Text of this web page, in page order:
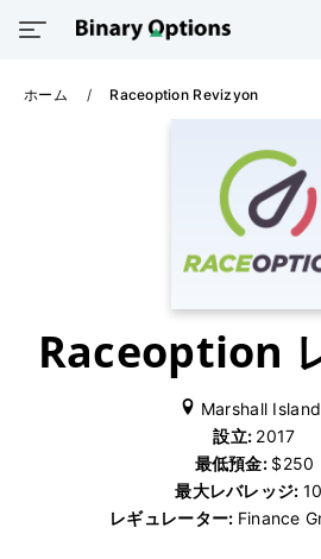
ホーム Raceoption Revizyon
Raceoption
Marshall
設立: 2017
最低預金: $250
最大レバレッジ:
レギュレーター: Finance